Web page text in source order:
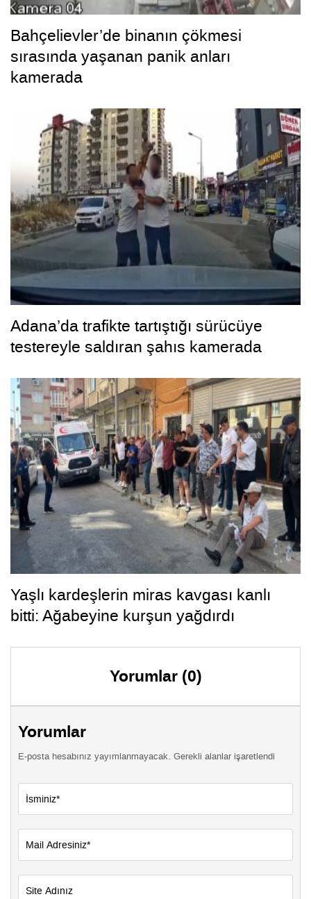
Bahçelievler’de binanın çökmesi
sırasında yaşanan panik anları
kamerada
Adana’da trafikte tartıştığı sürücüye
testereyle saldıran şahıs kamerada
Yaşlı kardeşlerin miras kavgası kanlı
bitti: Ağabeyine kurşun yağdırdı
Yorumlar (0)
Yorumlar
E-posta hesabınız yayımlanmayacak. Gerekli alanlar işaretlendi